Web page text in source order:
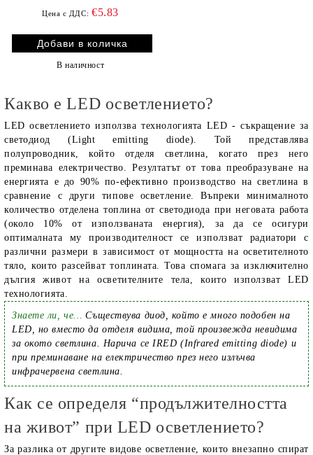
Цена с ДДС: €5.83
В наличност
Какво е LED осветлението?
LED осветлението използва технологията LED - съкращение за
светодиод (Light emitting diode). Той представлява
полупроводник, който отделя светлина, когато през него
преминава електричество. Резултатът от това преобразуване на
енергията е до 90% по-ефективно производство на светлина в
сравнение с други типове осветление. Въпреки минималното
количество отделена топлина от светодиода при неговата работа
(около 10% от използваната енергия), за да се осигури
оптималната му производителност се използват радиатори с
различни размери в зависимост от мощността на осветителното
тяло, които разсейват топлината. Това спомага за изключително
дългия живот на осветителните тела, които използват LED
технологията.
Знаете ли, че…
Съществува диод, който е много подобен на
LED, но вместо да отделя видима, той произвежда невидима
за окото светлина. Нарича се IRED (Infrared emitting diode) и
при преминаване на електричество през него излъчва
инфрачервена светлина.
Как се определя “продължителността
на живот” при LED осветлението?
За разлика от другите видове осветление, които внезапно спират